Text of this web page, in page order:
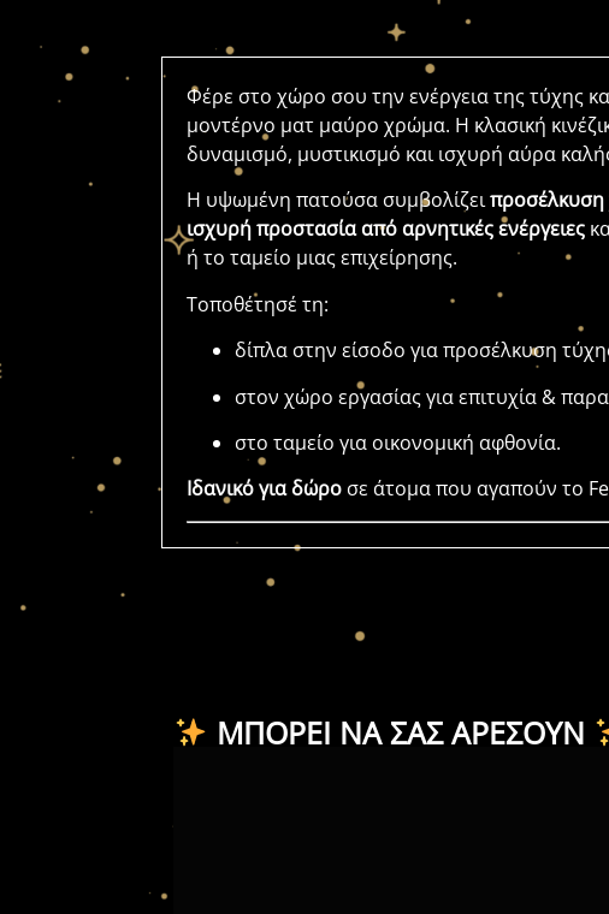
Φέρε στο χώρο σου την ενέργεια της τύχης
μοντέρνο ματ μαύρο χρώμα. Η κλασική
δυναμισμό, μυστικισμό και ισχυρή αύρα
Η υψωμένη πατούσα συμβολίζειπροσέλκυση
ισχυρή προστασία από αρνητικές ενέργειες
ή το ταμείο μιας επιχείρησης.
Τοποθέτησέ τη:
δίπλα στην είσοδο για προσέλκυση
στον χώρο εργασίας για επιτυχία &
στο ταμείο για οικονομική αφθονία.
Ιδανικό για δώρο σε άτομα που αγαπούν το
ΜΠΟΡΕΊ ΝΑ ΣΑΣ ΑΡΈΣΟΥΝ